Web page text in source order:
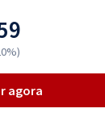
agora